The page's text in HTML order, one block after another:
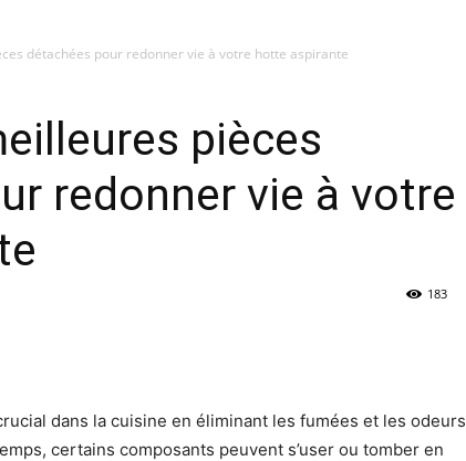
détachées pour redonner vie à votre hotte aspirante
pièces
redonner vie à votre
183
dans la cuisine en éliminant les fumées et les odeurs
certains composants peuvent s’user ou tomber en